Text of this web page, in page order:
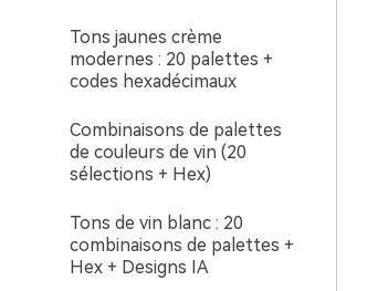
Tons jaunes crème
modernes : 20 palettes +
codes hexadécimaux
Combinaisons de palettes
de couleurs de vin (20
sélections + Hex)
Tons de vin blanc : 20
combinaisons de palettes +
Hex + Designs IA